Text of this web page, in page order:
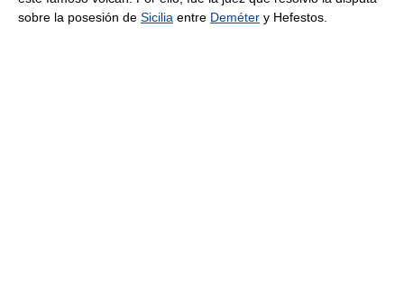
sobre la posesión de Sicilia entre Deméter y Hefestos.